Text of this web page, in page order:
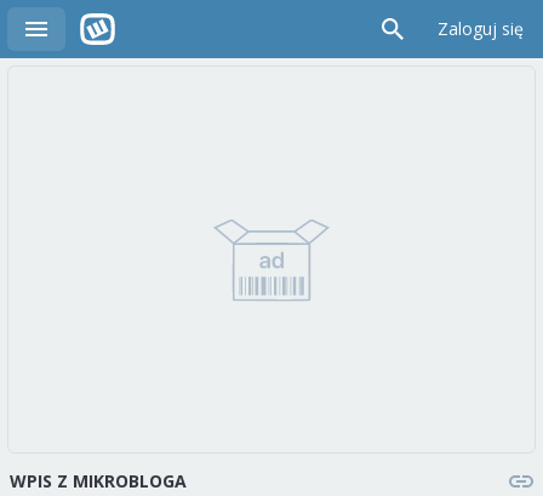
Zaloguj się
WPIS Z MIKROBLOGA